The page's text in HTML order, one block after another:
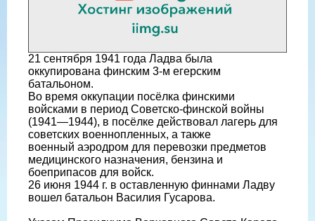
21 сентября 1941 года Ладва была
оккупирована финским 3-м егерским
батальоном.
Во время оккупации посёлка финскими
войсками в период Советско-финской войны
(1941—1944), в посёлке действовал лагерь для
советских военнопленных, а также
военный аэродром для перевозки предметов
медицинского назначения, бензина и
боеприпасов для войск.
26 июня 1944 г. в оставленную финнами Ладву
вошел батальон Василия Гусарова.